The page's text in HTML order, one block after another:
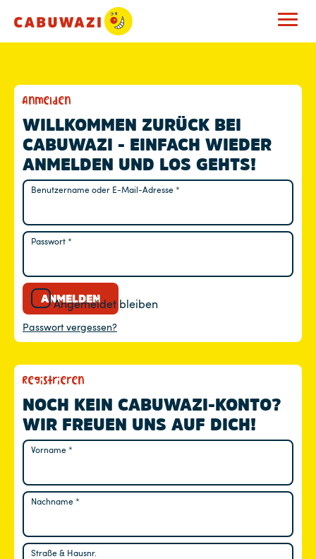
M
E
N
O
T
O
Anmelden
WILLKOMMEN ZURÜCK BEI
CABUWAZI - EINFACH WIEDER
ANMELDEN UND LOS GEHTS!
Benutzername oder E-Mail-Adresse*
Passwort*
Angemeldet bleiben
ANMELDEN
Passwort vergessen?
Registrieren
NOCH KEIN CABUWAZI-KONTO?
WIR FREUEN UNS AUF DICH!
Vorname*
Nachname*
Straße & Hausnr.